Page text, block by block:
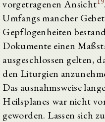
vorgetragenen Ansicht
Umfangs mancher
Gepflogenheiten
Dokumente einen
ausgeschlossen gelten,
den Liturgien
Das ausnahmsweise
Heilsplanes war nicht
geworden. Lassen sich